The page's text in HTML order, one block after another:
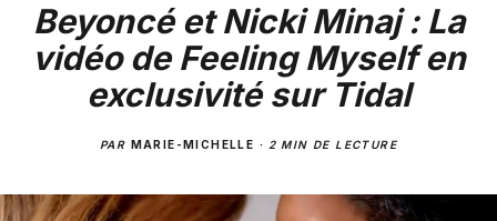
Beyoncé et Nicki Minaj : La
vidéo de Feeling Myself en
exclusivité sur Tidal
PAR MARIE-MICHELLE · 2 MIN DE LECTURE